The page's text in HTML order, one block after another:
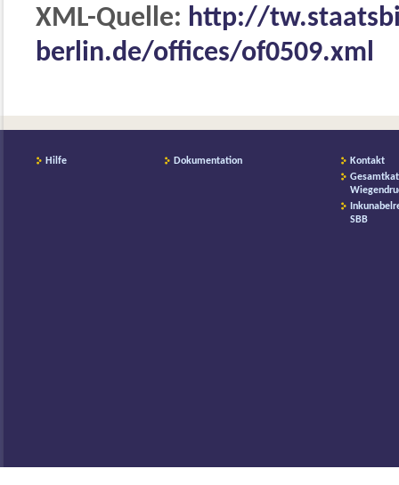
XML-Quelle: http://
berlin.de/offices/of0509.xml
Hilfe Dokumentation
Kontakt
SBB